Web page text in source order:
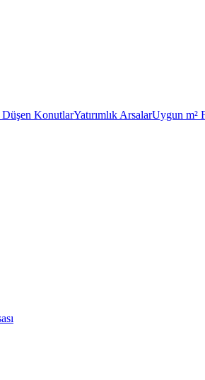
Düşen KonutlarYatırımlık ArsalarUygun m²